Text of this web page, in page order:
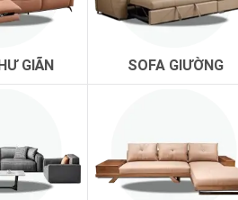
phòng khách.
vị khách.
phim, vài bản nhạc hay.
triển.
GIÃN SOFA GIƯỜNG